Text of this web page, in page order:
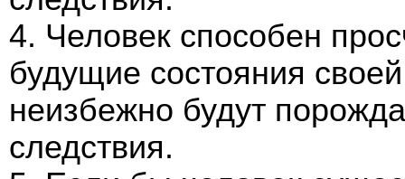
4. Человек способен
будущие состояния
неизбежно будут
следствия.